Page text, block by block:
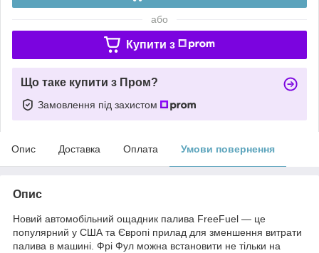
або
Купити з
Що таке купити з Пром?
Замовлення під захистом
Опис Доставка Оплата Умови повернення
Опис
Новий автомобільний ощадник палива FreeFuel — це
популярний у США та Європі прилад для зменшення витрати
палива в машині. Фрі Фул можна встановити не тільки на